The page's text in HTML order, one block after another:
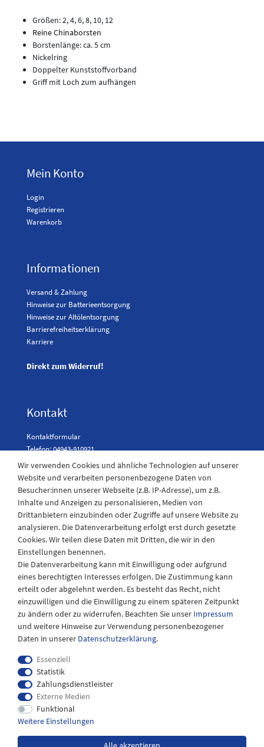
Größen: 2, 4, 6, 8, 10, 12
Reine Chinaborsten
Borstenlänge: ca. 5 cm
Nickelring
Doppelter Kunststoffvorband
Griff mit Loch zum aufhängen
Mein Konto
Login
Registrieren
Warenkorb
Informationen
Versand & Zahlung
Hinweise zur Batterieentsorgung
Hinweise zur Altölentsorgung
Barrierefreiheitserklärung
Karriere
Direkt zum Widerruf!
Kontakt
Kontaktformular
Telefon: 04943-910921
Laden Öffnungszeiten
Montag - Freitag
08:30 - 12:30 und 13.00 - 17.30 Uhr
Samstags
08:30 bis 12:30 Uhr
Impressum
Widerrufs­recht
Wir verwenden Cookies und ähnliche Technologien auf unserer
Website und verarbeiten personenbezogene Daten von
Besucher:innen unserer Webseite (z.B. IP-Adresse), um z.B.
Inhalte und Anzeigen zu personalisieren, Medien von
Drittanbietern einzubinden oder Zugriffe auf unsere Website zu
analysieren. Die Datenverarbeitung erfolgt erst durch gesetzte
Cookies. Wir teilen diese Daten mit Dritten, die wir in den
Einstellungen benennen.
Die Datenverarbeitung kann mit Einwilligung oder aufgrund
eines berechtigten Interesses erfolgen. Die Zustimmung kann
erteilt oder abgelehnt werden. Es besteht das Recht, nicht
einzuwilligen und die Einwilligung zu einem späteren Zeitpunkt
zu ändern oder zu widerrufen. Beachten Sie unser Impressum
und weitere Hinweise zur Verwendung personenbezogener
Daten in unserer Daten­schutz­erklärung.
Essenziell
Statistik
Zahlungsdienstleister
Externe Medien
Funktional
Weitere Einstellungen